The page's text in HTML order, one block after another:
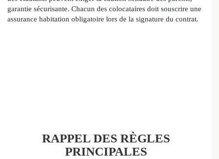
garantie sécurisante. Chacun des colocataires doit souscrire une
assurance habitation obligatoire lors de la signature du contrat.
RAPPEL DES RÈGLES
PRINCIPALES